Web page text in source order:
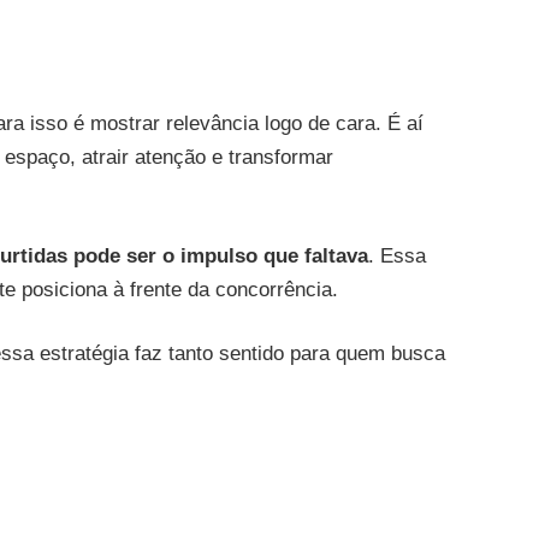
isso é mostrar relevância logo de cara. É aí
atrair atenção e transformar
pode ser o impulso que faltava. Essa
posiciona à frente da concorrência.
estratégia faz tanto sentido para quem busca